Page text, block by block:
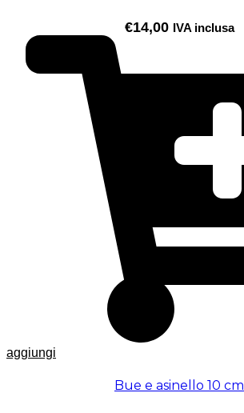
€14,00 IVA inclusa
aggiungi
Bue e asinello 10 cm